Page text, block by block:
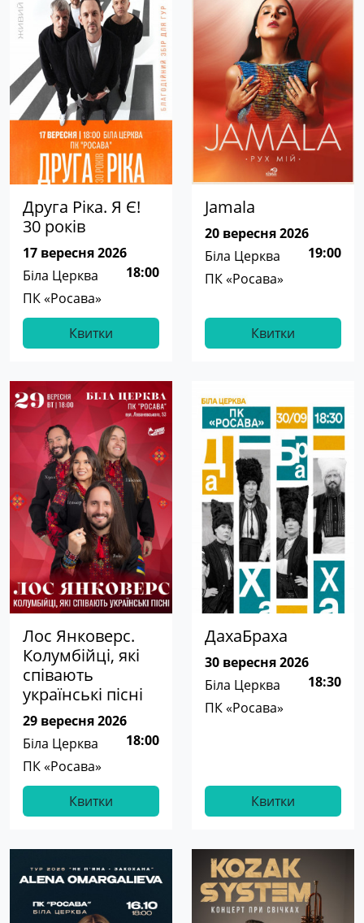
Друга Ріка. Я Є!
30 років
17 вересня 2026
18:00
Біла Церква
ПК «Росава»
Квитки
Jamala
20 вересня 2026
19:00
Біла Церква
ПК «Росава»
Квитки
Лос Янковерс.
Колумбійці, які
співають
українські пісні
29 вересня 2026
18:00
Біла Церква
ПК «Росава»
Квитки
ДахаБраха
30 вересня 2026
18:30
Біла Церква
ПК «Росава»
Квитки